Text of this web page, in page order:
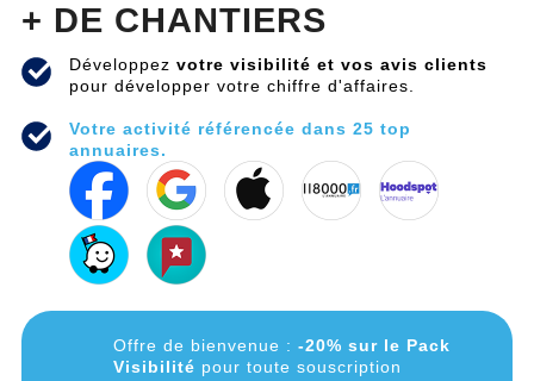
+ DE CHANTIERS
Développez votre visibilité et vos avis clients
pour développer votre chiffre d'affaires.
Votre activité référencée dans 25 top
annuaires.
Offre de bienvenue : -20% sur le Pack
Visibilité pour toute souscription